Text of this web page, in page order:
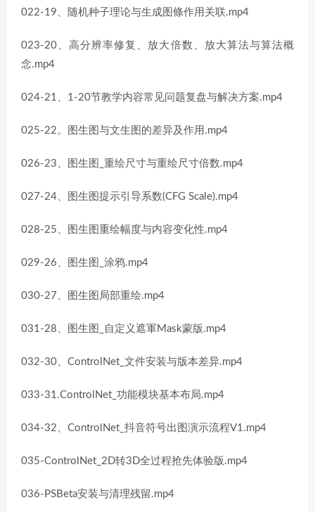
022-19、随机种子理论与生成图條作用关联.mp4
023-20、高分辨率修复、放大倍数、放大算法与算法概
念.mp4
024-21、1-20节教学内容常见问题复盘与解决方案.mp4
025-22。图生图与文生图的差异及作用.mp4
026-23、图生图_重绘尺寸与重绘尺寸倍数.mp4
027-24、图生图提示引导系数(CFG Scale).mp4
028-25、图生图重绘幅度与内容变化性.mp4
029-26、图生图_涂鸦.mp4
030-27、图生图局部重绘.mp4
031-28、图生图_自定义遮軍Mask蒙版.mp4
032-30、ControlNet_文件安装与版本差异.mp4
033-31.ControlNet_功能模块基本布局.mp4
034-32、ControlNet_抖音符号出图演示流程V1.mp4
035-ControlNet_2D转3D全过程抢先体验版.mp4
036-PSBeta安装与清理残留.mp4